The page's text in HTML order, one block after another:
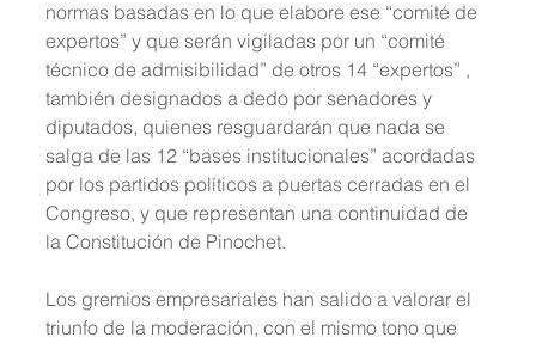
normas basadas en lo que elabore ese “comité de
expertos” y que serán vigiladas por un “comité
técnico de admisibilidad” de otros 14 “expertos” ,
también designados a dedo por senadores y
diputados, quienes resguardarán que nada se
salga de las 12 “bases institucionales” acordadas
por los partidos políticos a puertas cerradas en el
Congreso, y que representan una continuidad de
la Constitución de Pinochet.
Los gremios empresariales han salido a valorar el
triunfo de la moderación, con el mismo tono que